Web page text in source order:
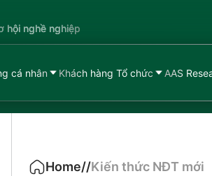
hội nghề nghiệp
cá nhân Khách hàng Tổ chức AAS
Home//Kiến thức NĐT mới